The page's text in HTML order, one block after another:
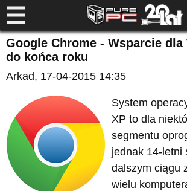
Google Chrome - Wsparcie dla
do końca roku
Arkad, 17-04-2015 14:35
System
XP to dla
segmentu
jednak 14-letni
dalszym ciągu
wielu